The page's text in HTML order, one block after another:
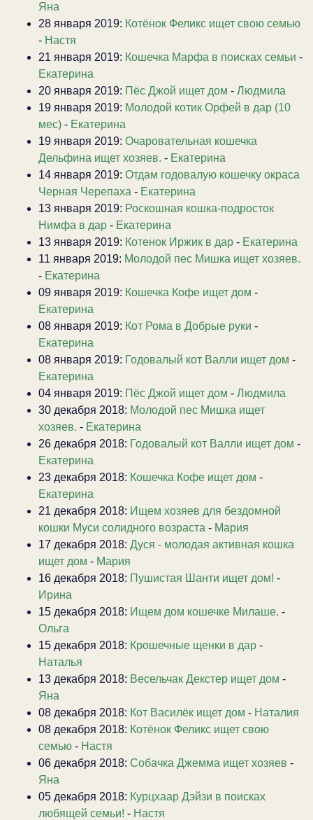
Яна
28 января 2019: Котёнок Феликс ищет свою семью
- Настя
21 января 2019: Кошечка Марфа в поисках семьи -
Екатерина
20 января 2019: Пёс Джой ищет дом - Людмила
19 января 2019: Молодой котик Орфей в дар (10
мес) - Екатерина
19 января 2019: Очаровательная кошечка
Дельфина ищет хозяев. - Екатерина
14 января 2019: Отдам годовалую кошечку окраса
Черная Черепаха - Екатерина
13 января 2019: Роскошная кошка-подросток
Нимфа в дар - Екатерина
13 января 2019: Котенок Иржик в дар - Екатерина
11 января 2019: Молодой пес Мишка ищет хозяев.
- Екатерина
09 января 2019: Кошечка Кофе ищет дом -
Екатерина
08 января 2019: Кот Рома в Добрые руки -
Екатерина
08 января 2019: Годовалый кот Валли ищет дом -
Екатерина
04 января 2019: Пёс Джой ищет дом - Людмила
30 декабря 2018: Молодой пес Мишка ищет
хозяев. - Екатерина
26 декабря 2018: Годовалый кот Валли ищет дом -
Екатерина
23 декабря 2018: Кошечка Кофе ищет дом -
Екатерина
21 декабря 2018: Ищем хозяев для бездомной
кошки Муси солидного возраста - Мария
17 декабря 2018: Дуся - молодая активная кошка
ищет дом - Мария
16 декабря 2018: Пушистая Шанти ищет дом! -
Ирина
15 декабря 2018: Ищем дом кошечке Милаше. -
Ольга
15 декабря 2018: Крошечные щенки в дар -
Наталья
13 декабря 2018: Весельчак Декстер ищет дом -
Яна
08 декабря 2018: Кот Василёк ищет дом - Наталия
08 декабря 2018: Котёнок Феликс ищет свою
семью - Настя
06 декабря 2018: Собачка Джемма ищет хозяев -
Яна
05 декабря 2018: Курцхаар Дэйзи в поисках
любящей семьи! - Настя